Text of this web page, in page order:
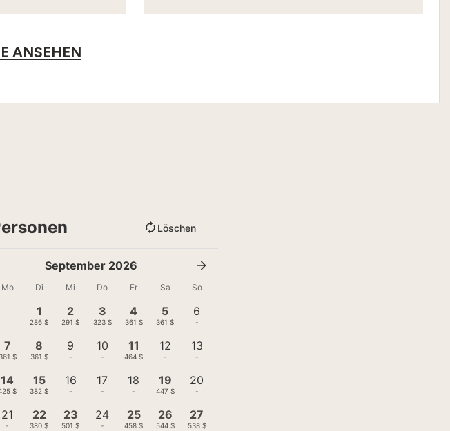
ANSEHEN
Löschen
September 2026
Mo Di Mi Do Fr Sa So
1
286 $
2
291 $
3
323 $
4
361 $
5
361 $
6
-
7
361 $
8
361 $
9
-
10
-
11
464 $
12
-
13
-
14
$
15
382 $
16
-
17
-
18
-
19
447 $
20
-
21
-
22
380 $
23
501 $
24
-
25
458 $
26
544 $
27
538 $